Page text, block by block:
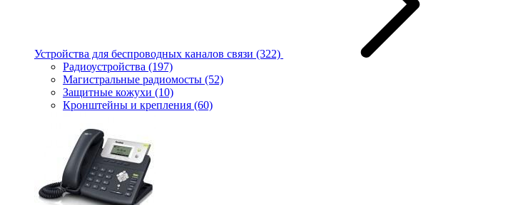
Устройства для беспроводных каналов связи (322)
Радиоустройства (197)
Магистральные радиомосты (52)
Защитные кожухи (10)
Кронштейны и крепления (60)